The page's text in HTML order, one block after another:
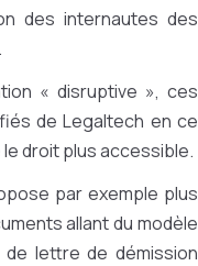
des internautes des
.
« disruptive », ces
de Legaltech en ce
droit plus accessible.
par exemple plus
allant du modèle
de lettre de démission